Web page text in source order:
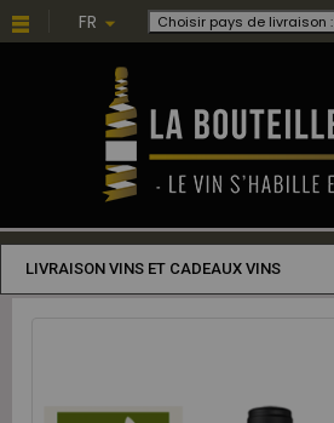
FR Choisir pays de livraison :
LIVRAISON VINS ET CADEAUX VINS